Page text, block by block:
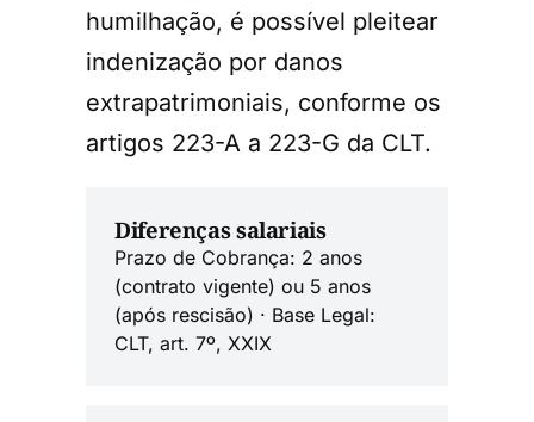
humilhação, é possível pleitear
indenização por danos
extrapatrimoniais, conforme os
artigos 223-A a 223-G da CLT.
Diferenças salariais
Prazo de Cobrança: 2 anos
(contrato vigente) ou 5 anos
(após rescisão) · Base Legal:
CLT, art. 7º, XXIX